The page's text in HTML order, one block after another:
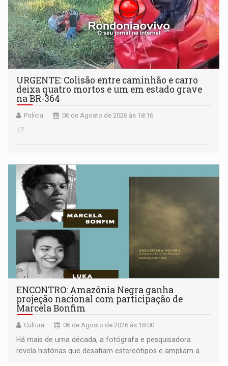
URGENTE: Colisão entre caminhão e carro
deixa quatro mortos e um em estado grave
na BR-364
Polícia 06 de Agosto de 2026 às 18:16
ENCONTRO: Amazônia Negra ganha
projeção nacional com participação de
Marcela Bonfim
Cultura 06 de Agosto de 2026 às 18:00
Há mais de uma década, a fotógrafa e pesquisadora
revela histórias que desafiam estereótipos e ampliam a